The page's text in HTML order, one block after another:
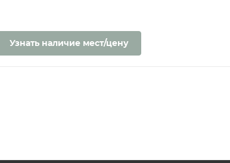
Узнать наличие мест/цену